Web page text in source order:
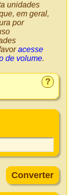
unidades
em geral,
por
acesse
de volume.
?